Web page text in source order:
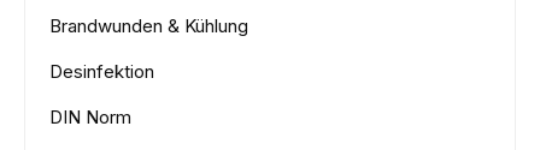
Brandwunden & Kühlung
Desinfektion
DIN Norm